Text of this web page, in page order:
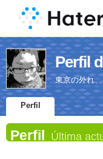
Perfil
東京の外れ
Perfil
Perfil Última